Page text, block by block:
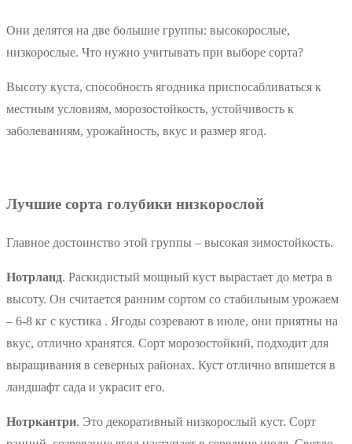
Они делятся на две большие группы: высокорослые,
низкорослые. Что нужно учитывать при выборе сорта?
Высоту куста, способность ягодника приспосабливаться к
местным условиям, морозостойкость, устойчивость к
заболеваниям, урожайность, вкус и размер ягод.
Лучшие сорта голубики низкорослой
Главное достоинство этой группы – высокая зимостойкость.
Нотрланд. Раскидистый мощный куст вырастает до метра в
высоту. Он считается ранним сортом со стабильным урожаем
– 6-8 кг с кустика . Ягоды созревают в июле, они приятны на
вкус, отлично хранятся. Сорт морозостойкий, подходит для
выращивания в северных районах. Куст отлично впишется в
ландшафт сада и украсит его.
Нотркантри. Это декоративный низкорослый куст. Сорт